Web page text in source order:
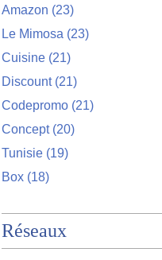
Amazon (23)
Le Mimosa (23)
Cuisine (21)
Discount(21)
Codepromo (21)
Concept(20)
Tunisie (19)
Box (18)
Réseaux